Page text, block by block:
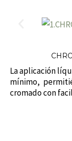
La aplicación
mínimo,
cromado con